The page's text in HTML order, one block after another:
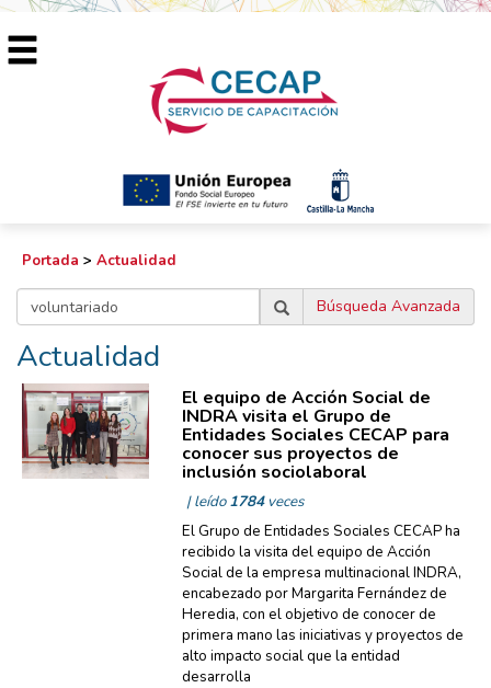
Portada > Actualidad
Búsqueda Avanzada
Actualidad
El equipo de Acción Social de
INDRA visita el Grupo de
Entidades Sociales CECAP para
conocer sus proyectos de
inclusión sociolaboral
| leído1784veces
El Grupo de Entidades Sociales CECAP ha
recibido la visita del equipo de Acción
Social de la empresa multinacional INDRA,
encabezado por Margarita Fernández de
Heredia, con el objetivo de conocer de
primera mano las iniciativas y proyectos de
alto impacto social que la entidad
desarrolla